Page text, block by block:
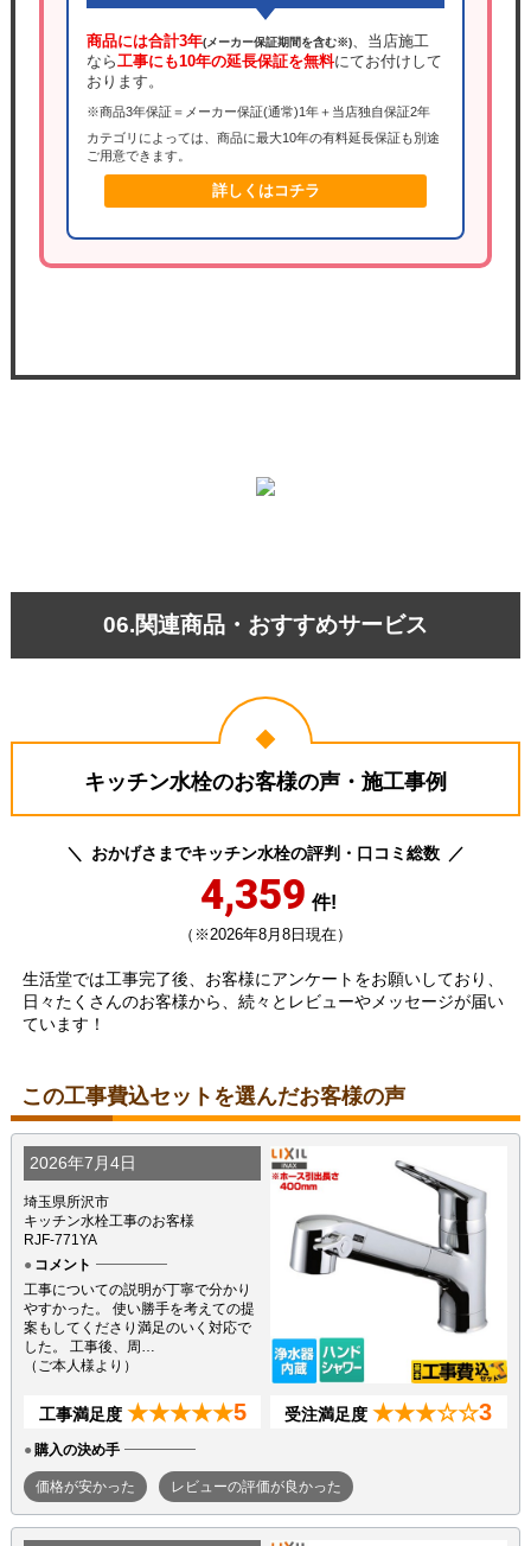
商品には合計3年(メーカー保証期間を含む※)
、当店施工
なら工事にも10年の延長保証を無料にてお付けして
おります。
※商品3年保証＝メーカー保証(通常)1年＋当店独自保証2年
カテゴリによっては、商品に最大10年の有料延長保証も別途
ご用意できます。
詳しくはコチラ
06.関連商品・おすすめサービス
キッチン水栓のお客様の声・施工事例
おかげさまでキッチン水栓の評判・口コミ総数
4,359 件!
（※2026年8月8日現在）
生活堂では工事完了後、お客様にアンケートをお願いしており、
日々たくさんのお客様から、続々とレビューやメッセージが届い
ています！
この工事費込セットを選んだお客様の声
2026年7月4日
埼玉県所沢市
キッチン水栓工事のお客様
RJF-771YA
コメント
工事についての説明が丁寧で分かり
やすかった。 使い勝手を考えての提
案もしてくださり満足のいく対応で
した。 工事後、周…
（ご本人様より）
工事満足度 ★★★★★5 受注満足度 ★★★☆☆3
購入の決め手
価格が安かった レビューの評価が良かった